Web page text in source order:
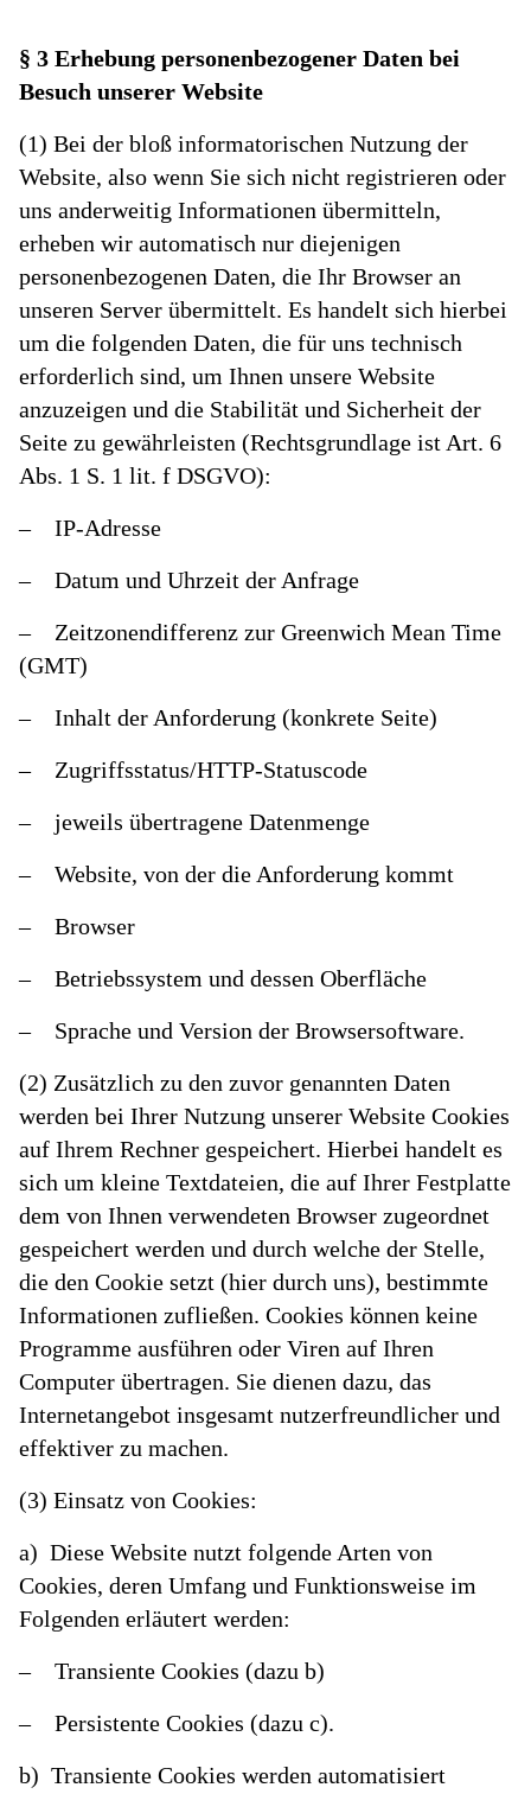
§ 3 Erhebung personenbezogener Daten bei
Besuch unserer Website
(1) Bei der bloß informatorischen Nutzung der
Website, also wenn Sie sich nicht registrieren oder
uns anderweitig Informationen übermitteln,
erheben wir automatisch nur diejenigen
personenbezogenen Daten, die Ihr Browser an
unseren Server übermittelt. Es handelt sich hierbei
um die folgenden Daten, die für uns technisch
erforderlich sind, um Ihnen unsere Website
anzuzeigen und die Stabilität und Sicherheit der
Seite zu gewährleisten (Rechtsgrundlage ist Art. 6
Abs. 1 S. 1 lit. f DSGVO):
– IP-Adresse
– Datum und Uhrzeit der Anfrage
– Zeitzonendifferenz zur Greenwich Mean Time
(GMT)
– Inhalt der Anforderung (konkrete Seite)
– Zugriffsstatus/HTTP-Statuscode
– jeweils übertragene Datenmenge
– Website, von der die Anforderung kommt
– Browser
– Betriebssystem und dessen Oberfläche
– Sprache und Version der Browsersoftware.
(2) Zusätzlich zu den zuvor genannten Daten
werden bei Ihrer Nutzung unserer Website Cookies
auf Ihrem Rechner gespeichert. Hierbei handelt es
sich um kleine Textdateien, die auf Ihrer Festplatte
dem von Ihnen verwendeten Browser zugeordnet
gespeichert werden und durch welche der Stelle,
die den Cookie setzt (hier durch uns), bestimmte
Informationen zufließen. Cookies können keine
Programme ausführen oder Viren auf Ihren
Computer übertragen. Sie dienen dazu, das
Internetangebot insgesamt nutzerfreundlicher und
effektiver zu machen.
(3) Einsatz von Cookies:
a) Diese Website nutzt folgende Arten von
Cookies, deren Umfang und Funktionsweise im
Folgenden erläutert werden:
– Transiente Cookies (dazu b)
– Persistente Cookies (dazu c).
b) Transiente Cookies werden automatisiert